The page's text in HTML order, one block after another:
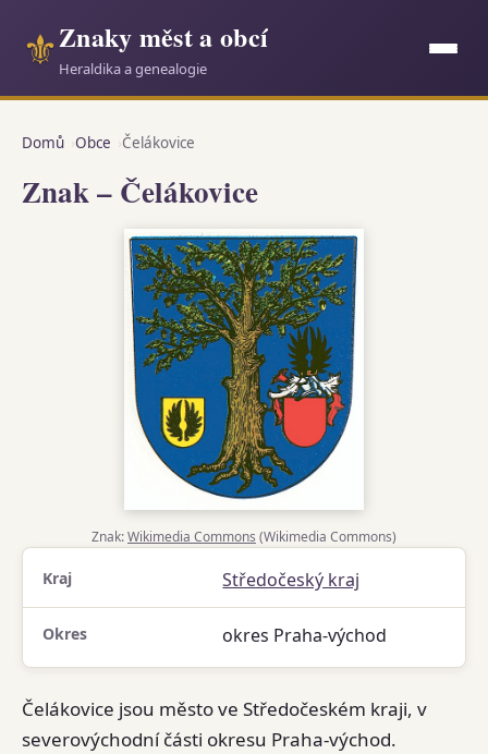
⚜Znaky měst a obcí
Heraldika a genealogie
Domů Obce Čelákovice
Znak – Čelákovice
Znak:Wikimedia Commons (Wikimedia Commons)
Kraj Středočeský kraj
Okres okres Praha-východ
Čelákovice jsou město ve Středočeském kraji, v
severovýchodní části okresu Praha-východ.